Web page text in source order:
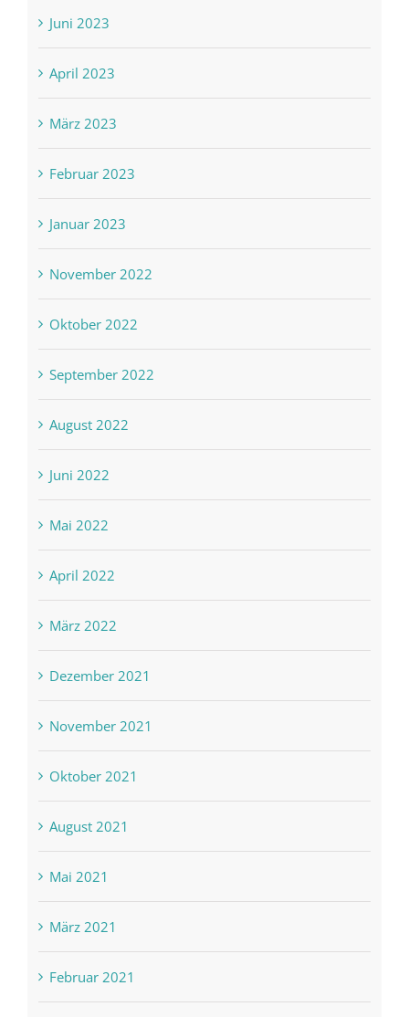
Juni 2023
April 2023
März 2023
Februar 2023
Januar 2023
November 2022
Oktober 2022
September 2022
August 2022
Juni 2022
Mai 2022
April 2022
März 2022
Dezember 2021
November 2021
Oktober 2021
August 2021
Mai 2021
März 2021
Februar 2021